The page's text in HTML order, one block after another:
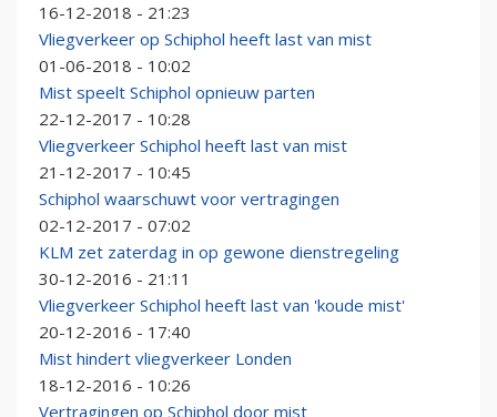
16-12-2018 - 21:23
Vliegverkeer op Schiphol heeft last van mist
01-06-2018 - 10:02
Mist speelt Schiphol opnieuw parten
22-12-2017 - 10:28
Vliegverkeer Schiphol heeft last van mist
21-12-2017 - 10:45
Schiphol waarschuwt voor vertragingen
02-12-2017 - 07:02
KLM zet zaterdag in op gewone dienstregeling
30-12-2016 - 21:11
Vliegverkeer Schiphol heeft last van 'koude mist'
20-12-2016 - 17:40
Mist hindert vliegverkeer Londen
18-12-2016 - 10:26
Vertragingen op Schiphol door mist